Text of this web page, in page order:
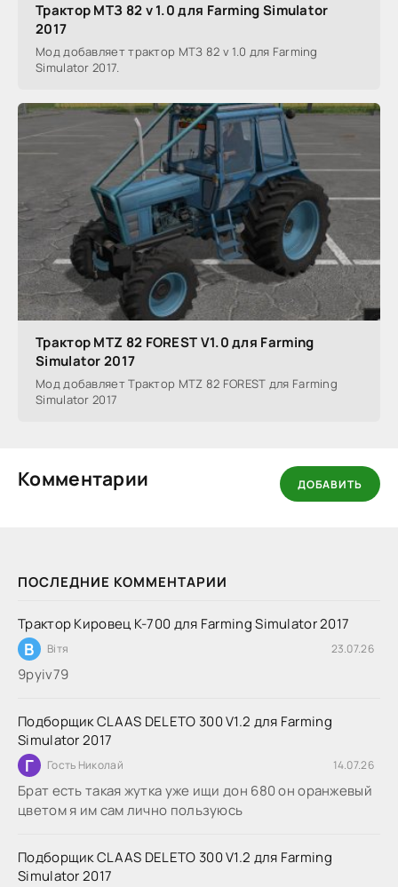
ПОСЛЕДНИЕ КОММЕНТАРИИ
Трактор Кировец К-700 для Farming Simulator 2017
В Вітя 23.07.26
9руіv79
Подборщик CLAAS DELETO 300 V1.2 для Farming
Simulator 2017
Г Гость Николай 14.07.26
Брат есть такая жутка уже ищи дон 680 он оранжевый
цветом я им сам лично пользуюсь
Подборщик CLAAS DELETO 300 V1.2 для Farming
Simulator 2017
Трактор МТЗ 82 v 1.0 для Farming Simulator
2017
Мод добавляет трактор МТЗ 82 v 1.0 для Farming
Simulator 2017.
Трактор MTZ 82 FOREST V1.0 для Farming
Simulator 2017
Мод добавляет Трактор MTZ 82 FOREST для Farming
Simulator 2017
Комментарии ДОБАВИТЬ